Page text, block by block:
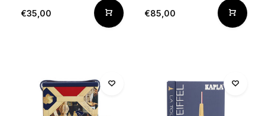
€35,00 €85,00